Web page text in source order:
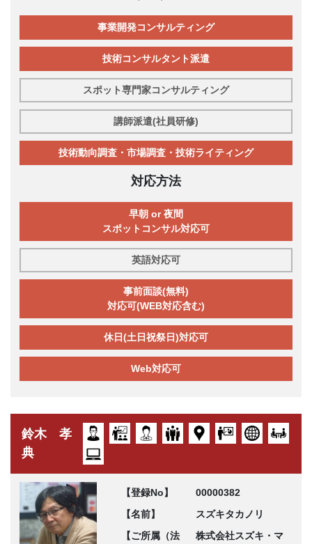
事業開発コンサルティング
技術コンサルタント派遣
スポット専門家コンサルティング
講師派遣(社員研修)
技術動向調査・市場調査・技術ライティング
対応方法
早朝 or 夜間
スポットコンサル対応可
英語対応可
事前面談(無料)
対応可(WEB対応含む)
休日(土日祝祭日)対応可
Web対応可
鈴木 孝
典
【登録No】
00000382
【名前】
スズキタカノリ
【ご所属（法
株式会社スズキ・マ